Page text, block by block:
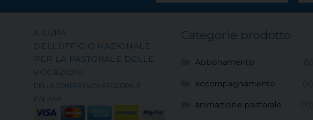
A CURA
DELL’UFFICIO NAZIONALE
PER LA PASTORALE DELLE
VOCAZIONI
DELLA CONFERENZA EPISCOPALE
ITALIANA
Categorie prodotto
Abbonamento (5)
accompagnamento (8)
animazione pastorale (10)